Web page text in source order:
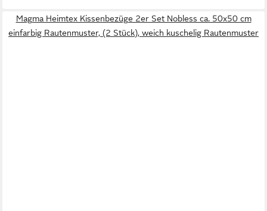
Magma Heimtex Kissenbezüge 2er Set Nobless ca. 50x50 cm
einfarbig Rautenmuster, (2 Stück), weich kuschelig Rautenmuster